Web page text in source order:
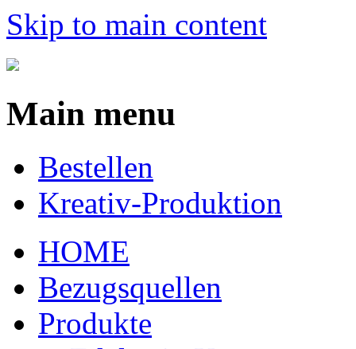
Skip to main content
Main menu
Bestellen
Kreativ-Produktion
HOME
Bezugsquellen
Produkte